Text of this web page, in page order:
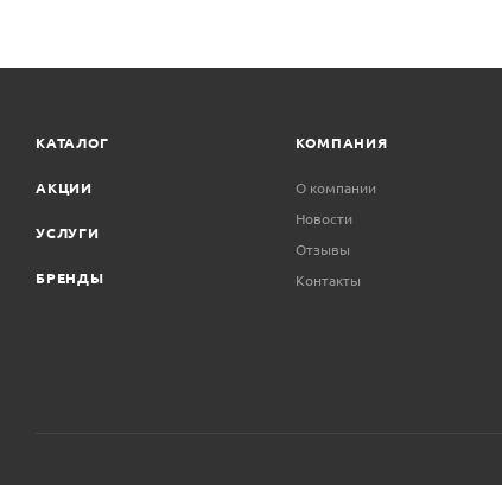
КАТАЛОГ
АКЦИИ
УСЛУГИ
БРЕНДЫ
КОМПАНИЯ
О компании
Новости
Отзывы
Контакты